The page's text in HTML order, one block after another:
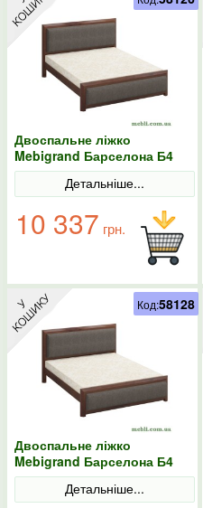
Двоспальне ліжко
Mebigrand Барселона Б4
Горіх темний/Аляска 97
Детальніше...
10 337 грн.
Двоспальне ліжко
Mebigrand Барселона Б4
Горіх темний/Аляска 97
Детальніше...
Код:58128